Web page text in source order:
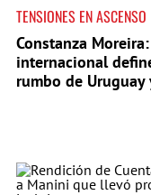
TENSIONES EN ASCENSO
Constanza
internacional
rumbo de Uruguay